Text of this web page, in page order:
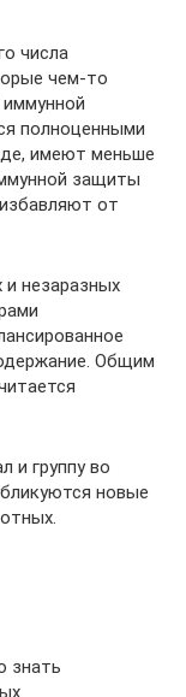
числа
чем-то
полноценными
имеют меньше
защиты
от
незаразных
Общим
и группу во
новые
знать